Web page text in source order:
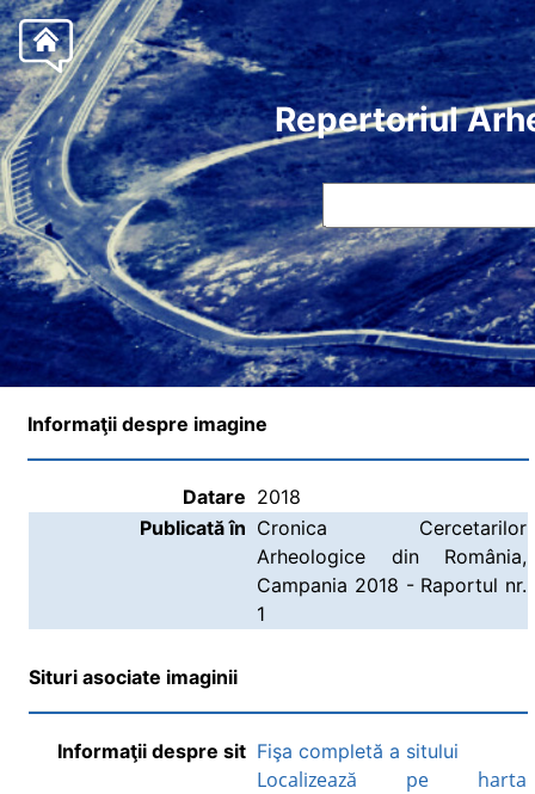
Repertoriul
Informaţii despre imagine
Datare 2018
Publicată în Cronica Cercetarilor
Arheologice din România,
Campania 2018 - Raportul nr.
1
Situri asociate imaginii
Informaţii despre sit Fişa completă a sitului
Localizează pe harta